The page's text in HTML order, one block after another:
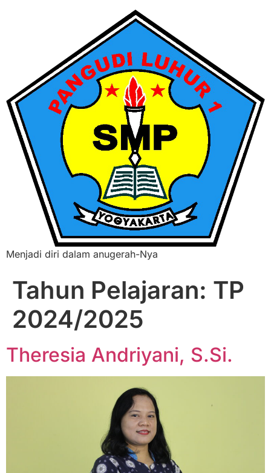
Menjadi diri dalam anugerah-Nya
Tahun Pelajaran: TP
2024/2025
Theresia Andriyani, S.Si.